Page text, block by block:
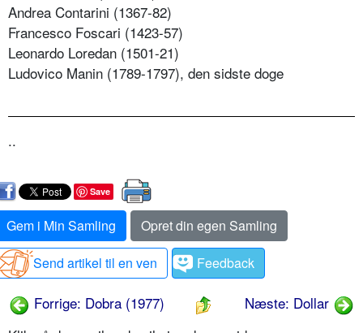
Andrea Contarini (1367-82)
Francesco Foscari (1423-57)
Leonardo Loredan (1501-21)
Ludovico Manin (1789-1797), den sidste doge
..
Save
Gem i Min Samling
Opret din egen Samling
Send artikel til en ven
Feedback
Forrige: Dobra (1977)
Næste: Dollar